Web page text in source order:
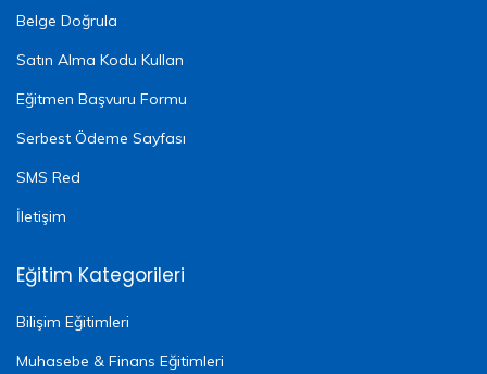
Belge Doğrula
Satın Alma Kodu Kullan
Eğitmen Başvuru Formu
Serbest Ödeme Sayfası
SMS Red
İletişim
Eğitim Kategorileri
Bilişim Eğitimleri
Muhasebe & Finans Eğitimleri